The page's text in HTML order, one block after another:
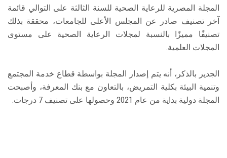
المجلة المصرية للرعاية الصحية للسنة الثالثة على التوالي قائمة
آخر تصنيف صادر عن المجلس الأعلى للجامعات، محققة بذلك
تصنيفًا مميزًا بالنسبة لمجلات الرعاية الصحية على مستوى
المجلات العلمية.
الجدير بالذكر، أنه يتم إصدار المجلة بواسطة قطاع خدمة المجتمع
وتنمية البيئة بكلية التمريض، بالتعاون مع بنك المعرفة، وأصبحت
المجلة دولية بداية من عام 2021 وحصولها على تصنيف 7 درجات.